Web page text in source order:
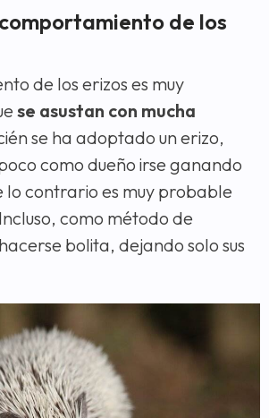
de los
de los erizos es muy
se asustan con mucha
se ha adoptado un erizo,
como dueño irse ganando
lo contrario es muy probable
como método de
bolita, dejando solo sus